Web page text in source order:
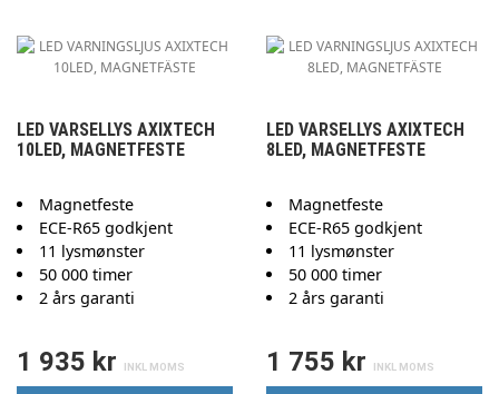
LED VARSELLYS AXIXTECH
10LED, MAGNETFESTE
Magnetfeste
ECE-R65 godkjent
11 lysmønster
50 000 timer
2 års garanti
1 935 kr
LED VARSELLYS AXIXTECH
8LED, MAGNETFESTE
Magnetfeste
ECE-R65 godkjent
11 lysmønster
50 000 timer
2 års garanti
1 755 kr